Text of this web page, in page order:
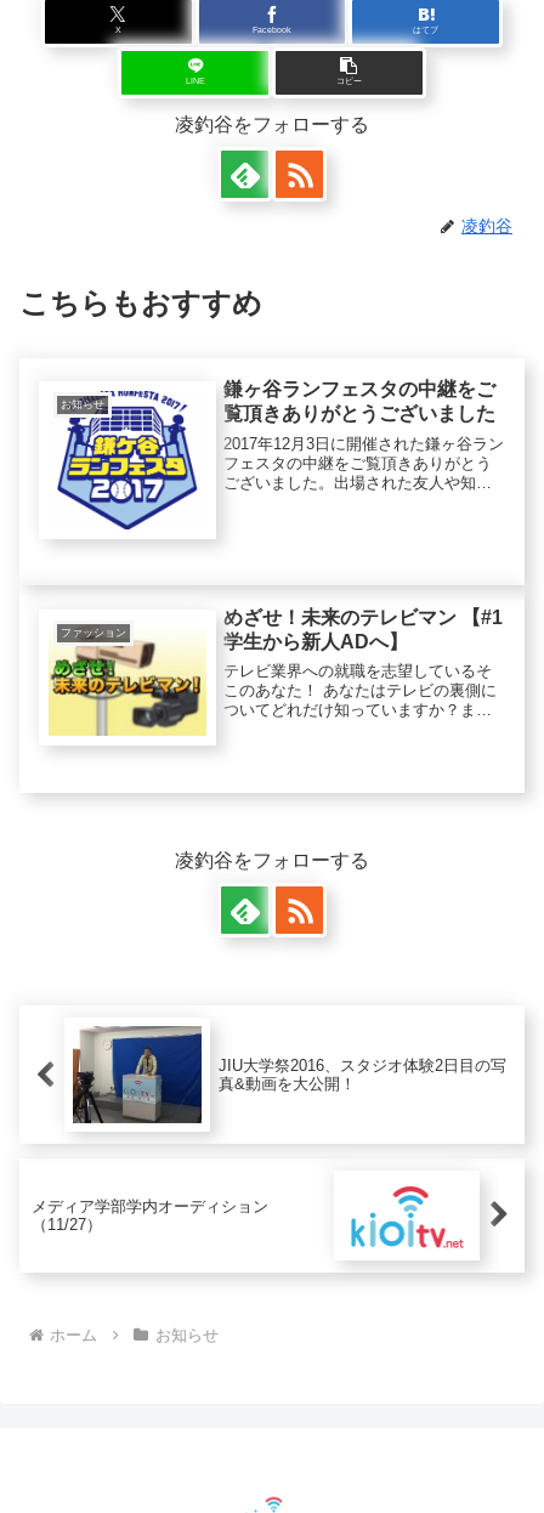
X Facebook はてブ
LINE コピー
凌釣谷をフォローする
凌釣谷
こちらもおすすめ
お知らせ
鎌ヶ谷ランフェスタの中継をご
覧頂きありがとうございました
2017年12月3日に開催された鎌ヶ谷ラン
フェスタの中継をご覧頂きありがとう
ございました。出場された友人や知り
ファッション
めざせ！未来のテレビマン 【#1
学生から新人ADへ】
テレビ業界への就職を志望しているそ
このあなた！ あなたはテレビの裏側に
ついてどれだけ知っていますか？まだ
凌釣谷をフォローする
JIU大学祭2016、スタジオ体験2日目の写
真&動画を大公開！
メディア学部学内オーディション
（11/27）
ホーム お知らせ